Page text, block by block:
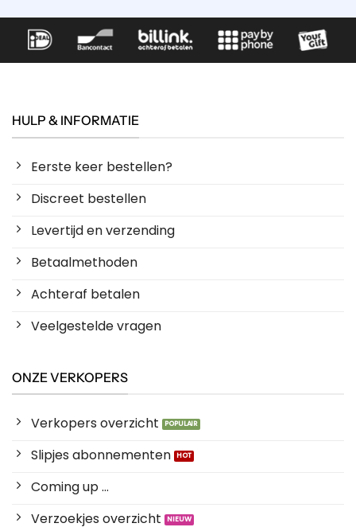
HULP & INFORMATIE
Eerste keer bestellen?
Discreet bestellen
Levertijd en verzending
Betaalmethoden
Achteraf betalen
Veelgestelde vragen
ONZE VERKOPERS
Verkopers overzicht
Slipjes abonnementen
Coming up ...
Verzoekjes overzicht